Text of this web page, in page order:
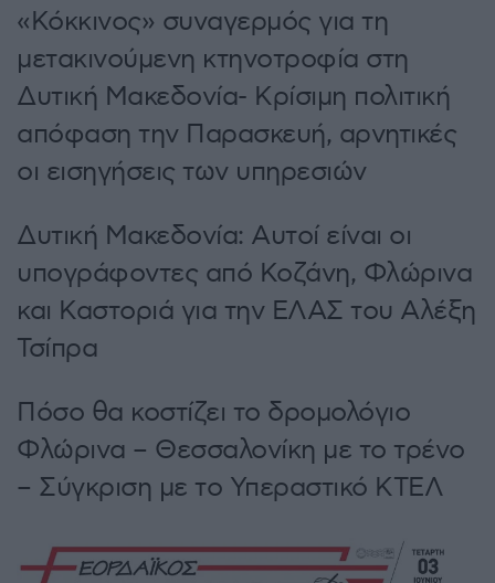
«Κόκκινος» συναγερμός για τη
μετακινούμενη κτηνοτροφία στη
Δυτική Μακεδονία- Κρίσιμη πολιτική
απόφαση την Παρασκευή, αρνητικές
οι εισηγήσεις των υπηρεσιών
Δυτική Μακεδονία: Αυτοί είναι οι
υπογράφοντες από Κοζάνη, Φλώρινα
και Καστοριά για την ΕΛΑΣ του Αλέξη
Τσίπρα
Πόσο θα κοστίζει το δρομολόγιο
Φλώρινα – Θεσσαλονίκη με το τρένο
– Σύγκριση με το Υπεραστικό ΚΤΕΛ